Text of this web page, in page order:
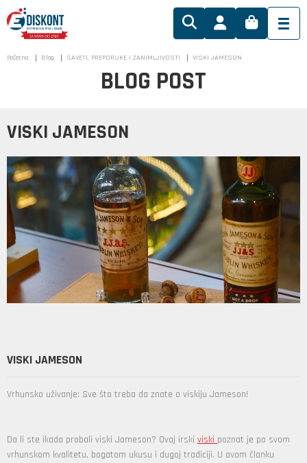
Početna Blog SAVETI, PREPORUKE I ZANIMLJIVOSTI VISKI JAMESON
BLOG POST
VISKI JAMESON
VISKI JAMESON
Vrhunsko uživanje: Sve što treba da znate o viskiju Jameson!
Da li ste ikada probali viski Jameson? Ovaj irski viski poznat je po svom
vrhunskom kvalitetu, bogatom ukusu i dugoj tradiciji. U ovom članku